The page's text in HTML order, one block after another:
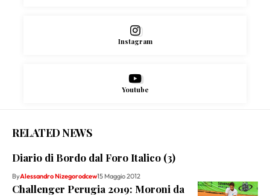
Instagram
Youtube
RELATED NEWS
Diario di Bordo dal Foro Italico (3)
ByAlessandro Nizegorodcew15 Maggio 2012
Challenger Perugia 2019: Moroni da